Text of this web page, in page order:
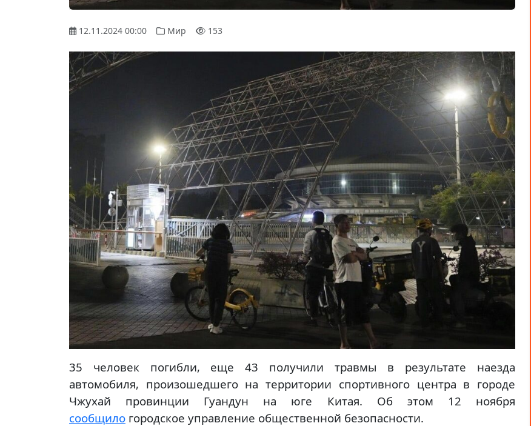
12.11.2024 00:00 Мир 153
35 человек погибли, еще 43 получили травмы в результате наезда
автомобиля, произошедшего на территории спортивного центра в городе
Чжухай провинции Гуандун на юге Китая. Об этом 12 ноября
сообщило городское управление общественной безопасности.